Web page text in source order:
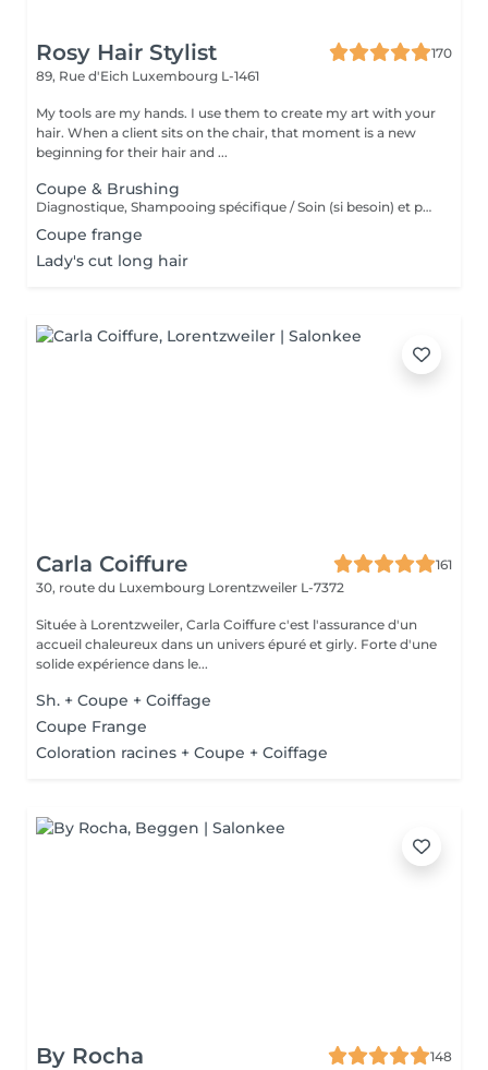
Rosy Hair Stylist
170
89, Rue d'Eich Luxembourg L-1461
My tools are my hands. I use them to create my art with your
hair. When a client sits on the chair, that moment is a new
beginning for their hair and ...
Coupe & Brushing
Diagnostique, Shampooing spécifique / Soin (si besoin) et produits de coiffage inclus.
Coupe frange
Lady's cut long hair
Carla Coiffure
161
30, route du Luxembourg Lorentzweiler L-7372
Située à Lorentzweiler, Carla Coiffure c'est l'assurance d'un
accueil chaleureux dans un univers épuré et girly. Forte d'une
solide expérience dans le...
Sh. + Coupe + Coiffage
Coupe Frange
Coloration racines + Coupe + Coiffage
By Rocha
148